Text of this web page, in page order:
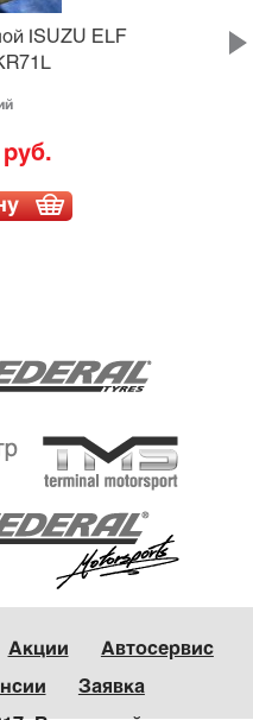
ISUZU ELF
Акции Автосервис
Заявка